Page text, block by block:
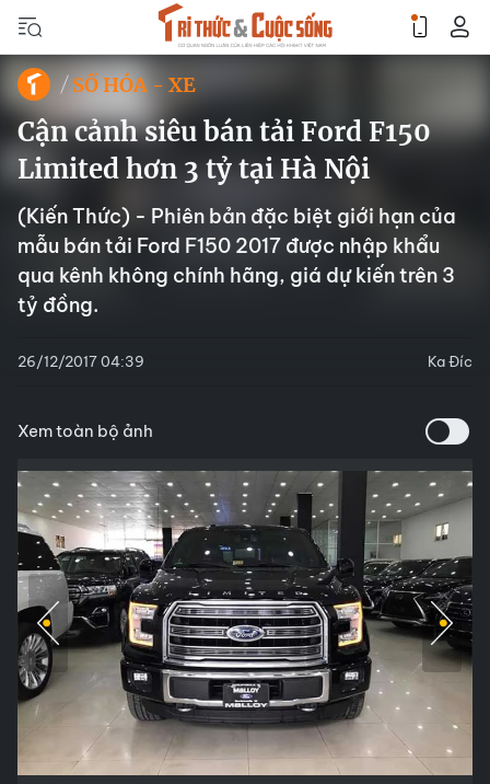
SỐ HÓA - XE
Cận cảnh siêu bán tải Ford F150
Limited hơn 3 tỷ tại Hà Nội
(Kiến Thức) - Phiên bản đặc biệt giới hạn của
mẫu bán tải Ford F150 2017 được nhập khẩu
qua kênh không chính hãng, giá dự kiến trên 3
tỷ đồng.
26/12/2017 04:39 Ka Đíc
Xem toàn bộ ảnh